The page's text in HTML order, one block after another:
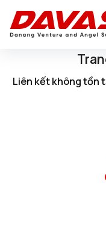
Liên kết không tồn